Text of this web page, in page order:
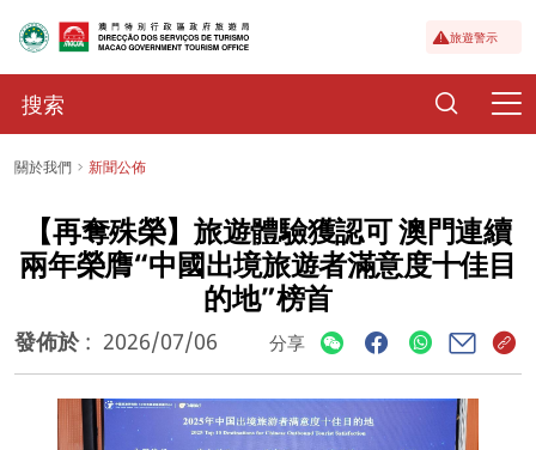
旅遊警示
關於我們 新聞公佈
【再奪殊榮】旅遊體驗獲認可 澳門連續
兩年榮膺“中國出境旅遊者滿意度十佳目
的地”榜首
發佈於 : 2026/07/06 分享